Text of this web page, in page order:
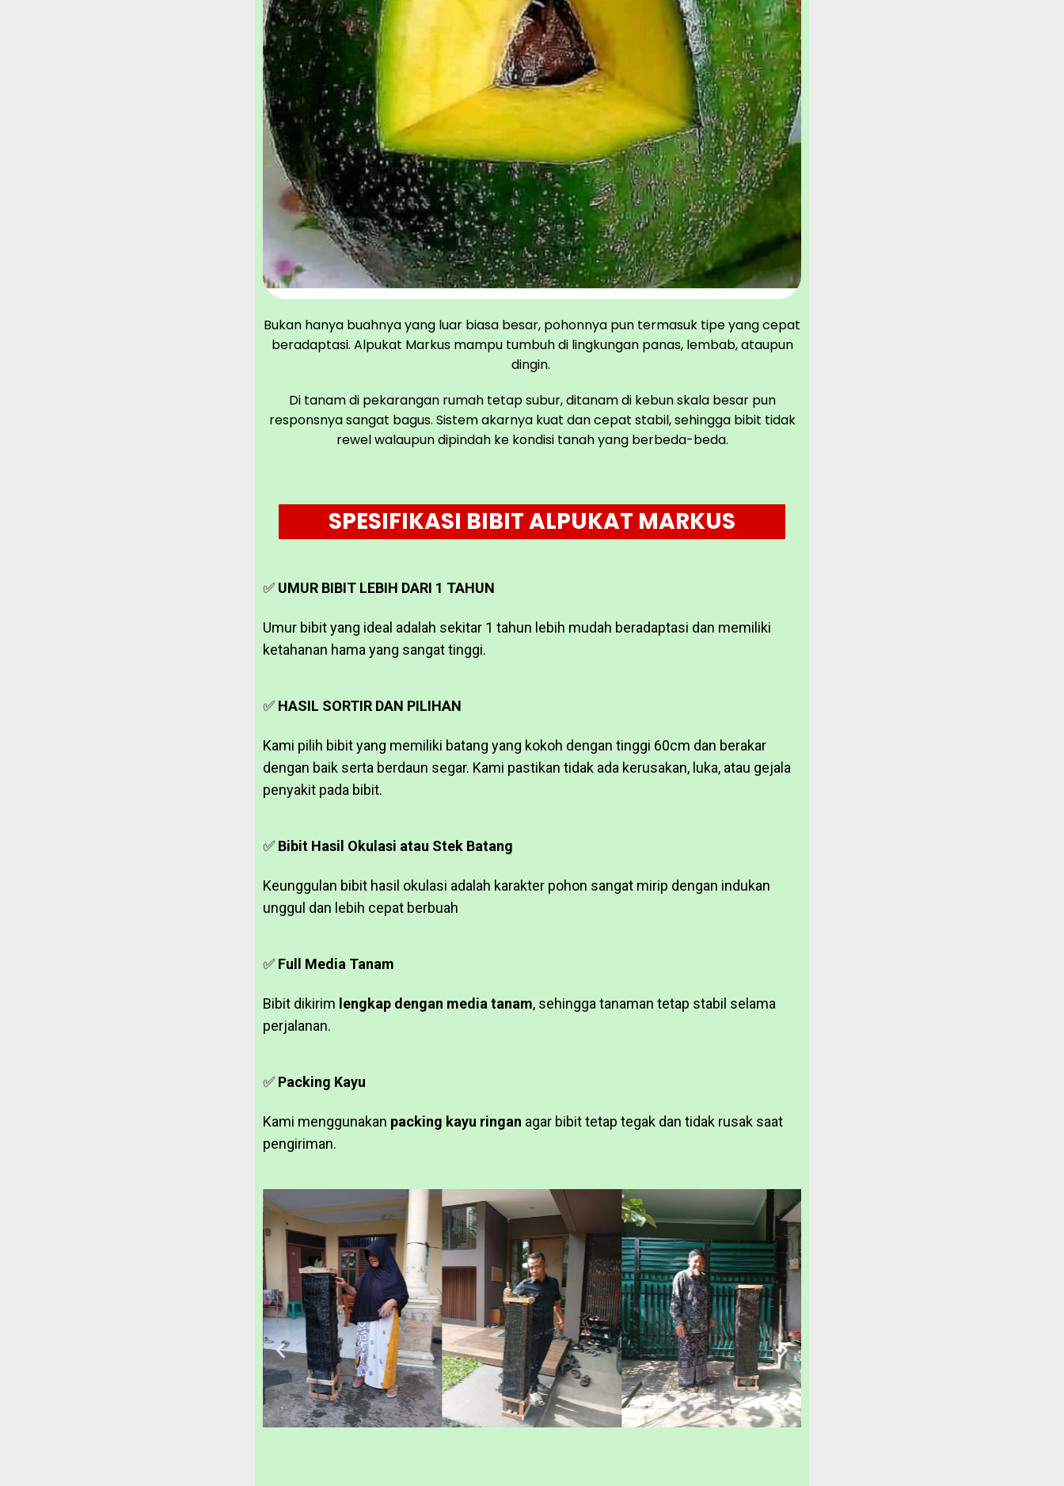
Bukan hanya buahnya yang luar biasa besar, pohonnya pun termasuk tipe yang cepat
beradaptasi. Alpukat Markus mampu tumbuh di lingkungan panas, lembab, ataupun
dingin.
Di tanam di pekarangan rumah tetap subur, ditanam di kebun skala besar pun
responsnya sangat bagus. Sistem akarnya kuat dan cepat stabil, sehingga bibit tidak
rewel walaupun dipindah ke kondisi tanah yang berbeda-beda.
SPESIFIKASI BIBIT ALPUKAT MARKUS
✅UMUR BIBIT LEBIH DARI 1 TAHUN
Umur bibit yang ideal adalah sekitar 1 tahun lebih mudah beradaptasi dan memiliki
ketahanan hama yang sangat tinggi.
✅HASIL SORTIR DAN PILIHAN
Kami pilih bibit yang memiliki batang yang kokoh dengan tinggi 60cm dan berakar
dengan baik serta berdaun segar. Kami pastikan tidak ada kerusakan, luka, atau gejala
penyakit pada bibit.
✅Bibit Hasil Okulasi atau Stek Batang
Keunggulan bibit hasil okulasi adalah karakter pohon sangat mirip dengan indukan
unggul dan lebih cepat berbuah
✅Full Media Tanam
Bibit dikirim lengkap dengan media tanam, sehingga tanaman tetap stabil selama
perjalanan.
✅Packing Kayu
Kami menggunakan packing kayu ringan agar bibit tetap tegak dan tidak rusak saat
pengiriman.